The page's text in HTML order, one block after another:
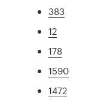
383
12
178
1590
1472